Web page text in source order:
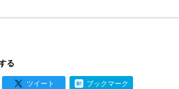
る
ツイート ブックマーク